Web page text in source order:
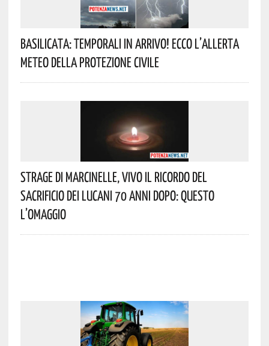
Basilicata: Temporali In Arrivo! Ecco L’allerta
Meteo Della Protezione Civile
Strage Di Marcinelle, Vivo Il Ricordo Del
Sacrificio Dei Lucani 70 Anni Dopo: Questo
L’omaggio